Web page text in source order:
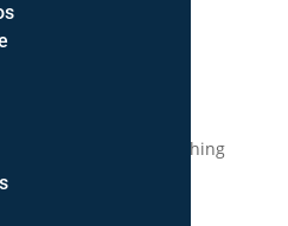
/ Cama de Casal Nothing